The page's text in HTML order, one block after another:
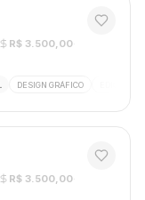
R$ 3.500,00·
DESIGN GRÁFICO
R$ 3.500,00·